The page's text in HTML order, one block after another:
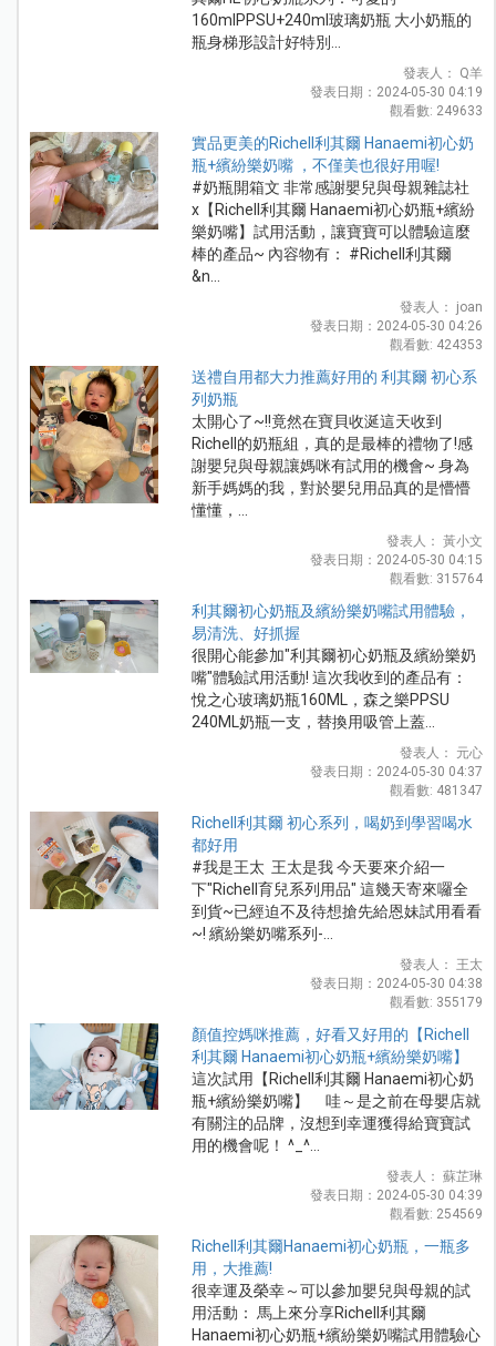
160mlPPSU+240ml玻璃奶瓶 大小奶瓶的
瓶身梯形設計好特別...
發表人： Q羊
發表日期：2024-05-30 04:19
觀看數: 249633
實品更美的Richell利其爾 Hanaemi初心奶
瓶+繽紛樂奶嘴 ，不僅美也很好用喔!
#奶瓶開箱文 非常感謝嬰兒與母親雜誌社
x【Richell利其爾 Hanaemi初心奶瓶+繽紛
樂奶嘴】試用活動，讓寶寶可以體驗這麼
棒的產品~ 內容物有： #Richell利其爾
&n...
發表人： joan
發表日期：2024-05-30 04:26
觀看數: 424353
送禮自用都大力推薦好用的 利其爾 初心系
列奶瓶
太開心了~!!竟然在寶貝收涎這天收到
Richell的奶瓶組，真的是最棒的禮物了!感
謝嬰兒與母親讓媽咪有試用的機會~ 身為
新手媽媽的我，對於嬰兒用品真的是懵懵
懂懂，...
發表人： 黃小文
發表日期：2024-05-30 04:15
觀看數: 315764
利其爾初心奶瓶及繽紛樂奶嘴試用體驗，
易清洗、好抓握
很開心能參加"利其爾初心奶瓶及繽紛樂奶
嘴"體驗試用活動! 這次我收到的產品有：
悅之心玻璃奶瓶160ML，森之樂PPSU
240ML奶瓶一支，替換用吸管上蓋...
發表人： 元心
發表日期：2024-05-30 04:37
觀看數: 481347
Richell利其爾 初心系列，喝奶到學習喝水
都好用
#我是王太 王太是我 今天要來介紹一
下"Richell育兒系列用品" 這幾天寄來囉全
到貨~已經迫不及待想搶先給恩妹試用看看
~! 繽紛樂奶嘴系列-...
發表人： 王太
發表日期：2024-05-30 04:38
觀看數: 355179
顏值控媽咪推薦，好看又好用的【Richell
利其爾 Hanaemi初心奶瓶+繽紛樂奶嘴】
這次試用【Richell利其爾 Hanaemi初心奶
瓶+繽紛樂奶嘴】 哇～是之前在母嬰店就
有關注的品牌，沒想到幸運獲得給寶寶試
用的機會呢！ ^_^...
發表人： 蘇芷琳
發表日期：2024-05-30 04:39
觀看數: 254569
Richell利其爾Hanaemi初心奶瓶，一瓶多
用，大推薦!
很幸運及榮幸～可以參加嬰兒與母親的試
用活動： 馬上來分享Richell利其爾
Hanaemi初心奶瓶+繽紛樂奶嘴試用體驗心